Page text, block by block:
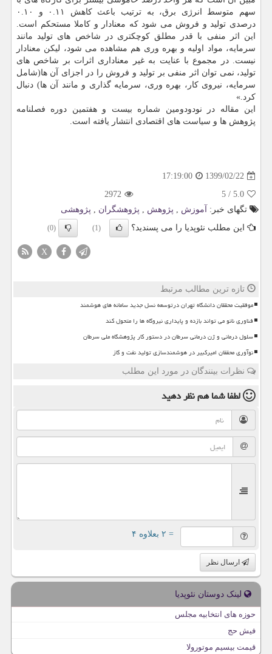
سهم متوسط انرژی برق، به ترتیب باعث کاهش ۰.۱۱ و ۰.۱۰
درصدی تولید و فروش می شود که معنادار و کاملا مستحکم است.
این اثر منفی با قدر مطلق کوچکتری در شاخص های تولید مانند
سرمایه، مواد اولیه و بهره وری هم مشاهده می شود، لیکن معنادار
نیست. در مجموع با عنایت به غیر معناداری اثرات بر شاخص های
تولید، نمی توان اثر منفی بر تولید و فروش را در اجزای آن ها(شامل
سرمایه، نیروی کار، بهره وری، سرمایه گذاری و مانند آن ها) دنبال
کرد.»
این مقاله در نودودومین شماره بیست و هفتمین دوره فصلنامه
پژوهش ها و سیاست های اقتصادی انتشار یافته است.
1399/02/22
17:19:00
5.0
/
5
2972
تگهای خبر:
آموزش , پژوهش , پژوهشگران , پژوهشی
این مطلب نئوپدیا را می پسندید؟
(1)
(0)
X
تازه ترین مطالب مرتبط
موفقیت محققان دانشگاه تهران درتوسعه نسل جدید سامانه های هوشمند
فناوری نانو می تواند بازده و پایداری نیروگاه ها را متحول کند
سلول درمانی و ژن درمانی سرطان در دستور کار پژوهشگاه ملی سرطان
نوآوری محققان امیرکبیر در هوشمندسازی تولید نفت و گاز
نظرات بینندگان در مورد این مطلب
لطفا شما همنظر دهید
= ۲ بعلاوه ۴
ارسال نظر
لینک دوستان نئوپدیا
حوزه های انتخابیه مجلس
فیش حج
قیمت بیسیم موتورولا